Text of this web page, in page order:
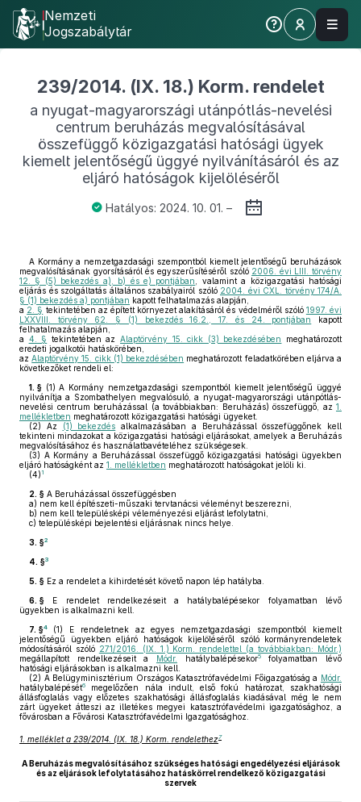
Nemzeti
Jogszabálytár
239/2014. (IX. 18.) Korm. rendelet
a nyugat-magyarországi utánpótlás-nevelési
centrum beruházás megvalósításával
összefüggő közigazgatási hatósági ügyek
kiemelt jelentőségű üggyé nyilvánításáról és az
eljáró hatóságok kijelöléséről
Hatályos: 2024. 10. 01. –
A Kormány a nemzetgazdasági szempontból kiemelt jelentőségű beruházások
megvalósításának gyorsításáról és egyszerűsítéséről szóló 2006. évi LIII. törvény
12. § (5) bekezdés a), b) és e) pontjában
, valamint a közigazgatási hatósági
eljárás és szolgáltatás általános szabályairól szóló 2004. évi CXL. törvény 174/A.
§ (1) bekezdés a) pontjában kapott felhatalmazás alapján,
a 2. § tekintetében az épített környezet alakításáról és védelméről szóló 1997. évi
LXXVIII. törvény 62. § (1) bekezdés 16.2., 17. és 24. pontjában
kapott
felhatalmazás alapján,
a 4. § tekintetében azAlaptörvény 15. cikk (3) bekezdésében
meghatározott
eredeti jogalkotói hatáskörében,
azAlaptörvény 15. cikk (1) bekezdésében meghatározott feladatkörében eljárva a
következőket rendeli el:
1. § (1) A Kormány nemzetgazdasági szempontból kiemelt jelentőségű üggyé
nyilvánítja a Szombathelyen megvalósuló, a nyugat-magyarországi utánpótlás-
nevelési centrum beruházással (a továbbiakban: Beruházás) összefüggő, az 1.
mellékletben meghatározott közigazgatási hatósági ügyeket.
(2) Az (1) bekezdés alkalmazásában a Beruházással összefüggőnek kell
tekinteni mindazokat a közigazgatási hatósági eljárásokat, amelyek a Beruházás
megvalósításához és használatbavételéhez szükségesek.
(3) A Kormány a Beruházással összefüggő közigazgatási hatósági ügyekben
eljáró hatóságként az 1. mellékletben meghatározott hatóságokat jelöli ki.
(4) 1
2. § A Beruházással összefüggésben
a) nem kell építészeti-műszaki tervtanácsi véleményt beszerezni,
b) nem kell településképi véleményezési eljárást lefolytatni,
c) településképi bejelentési eljárásnak nincs helye.
3. §2
4. §3
5. § Ez a rendelet a kihirdetését követő napon lép hatályba.
6. § E rendelet rendelkezéseit a hatálybalépésekor folyamatban lévő
ügyekben is alkalmazni kell.
7. §4 (1) E rendeletnek az egyes nemzetgazdasági szempontból kiemelt
jelentőségű ügyekben eljáró hatóságok kijelöléséről szóló kormányrendeletek
módosításáról szóló 271/2016. (IX. 1.) Korm. rendelettel (a továbbiakban: Módr.)
megállapított rendelkezéseit a Módr. hatálybalépésekor5folyamatban lévő
hatósági eljárásokban is alkalmazni kell.
(2) A Belügyminisztérium Országos Katasztrófavédelmi Főigazgatóság a Módr.
hatálybalépését6
megelőzően nála indult, első fokú határozat, szakhatósági
állásfoglalás vagy előzetes szakhatósági állásfoglalás kiadásával még le nem
zárt ügyeket átteszi az illetékes megyei katasztrófavédelmi igazgatósághoz, a
fővárosban a Fővárosi Katasztrófavédelmi Igazgatósághoz.
1. melléklet a 239/2014. (IX. 18.) Korm. rendelethez7
A Beruházás megvalósításához szükséges hatósági engedélyezési eljárások
és az eljárások lefolytatásához hatáskörrel rendelkező közigazgatási
szervek